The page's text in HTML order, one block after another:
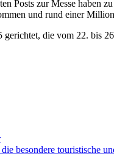
Posts zur Messe haben
und rund einer
die vom 22. bis
besondere touristische